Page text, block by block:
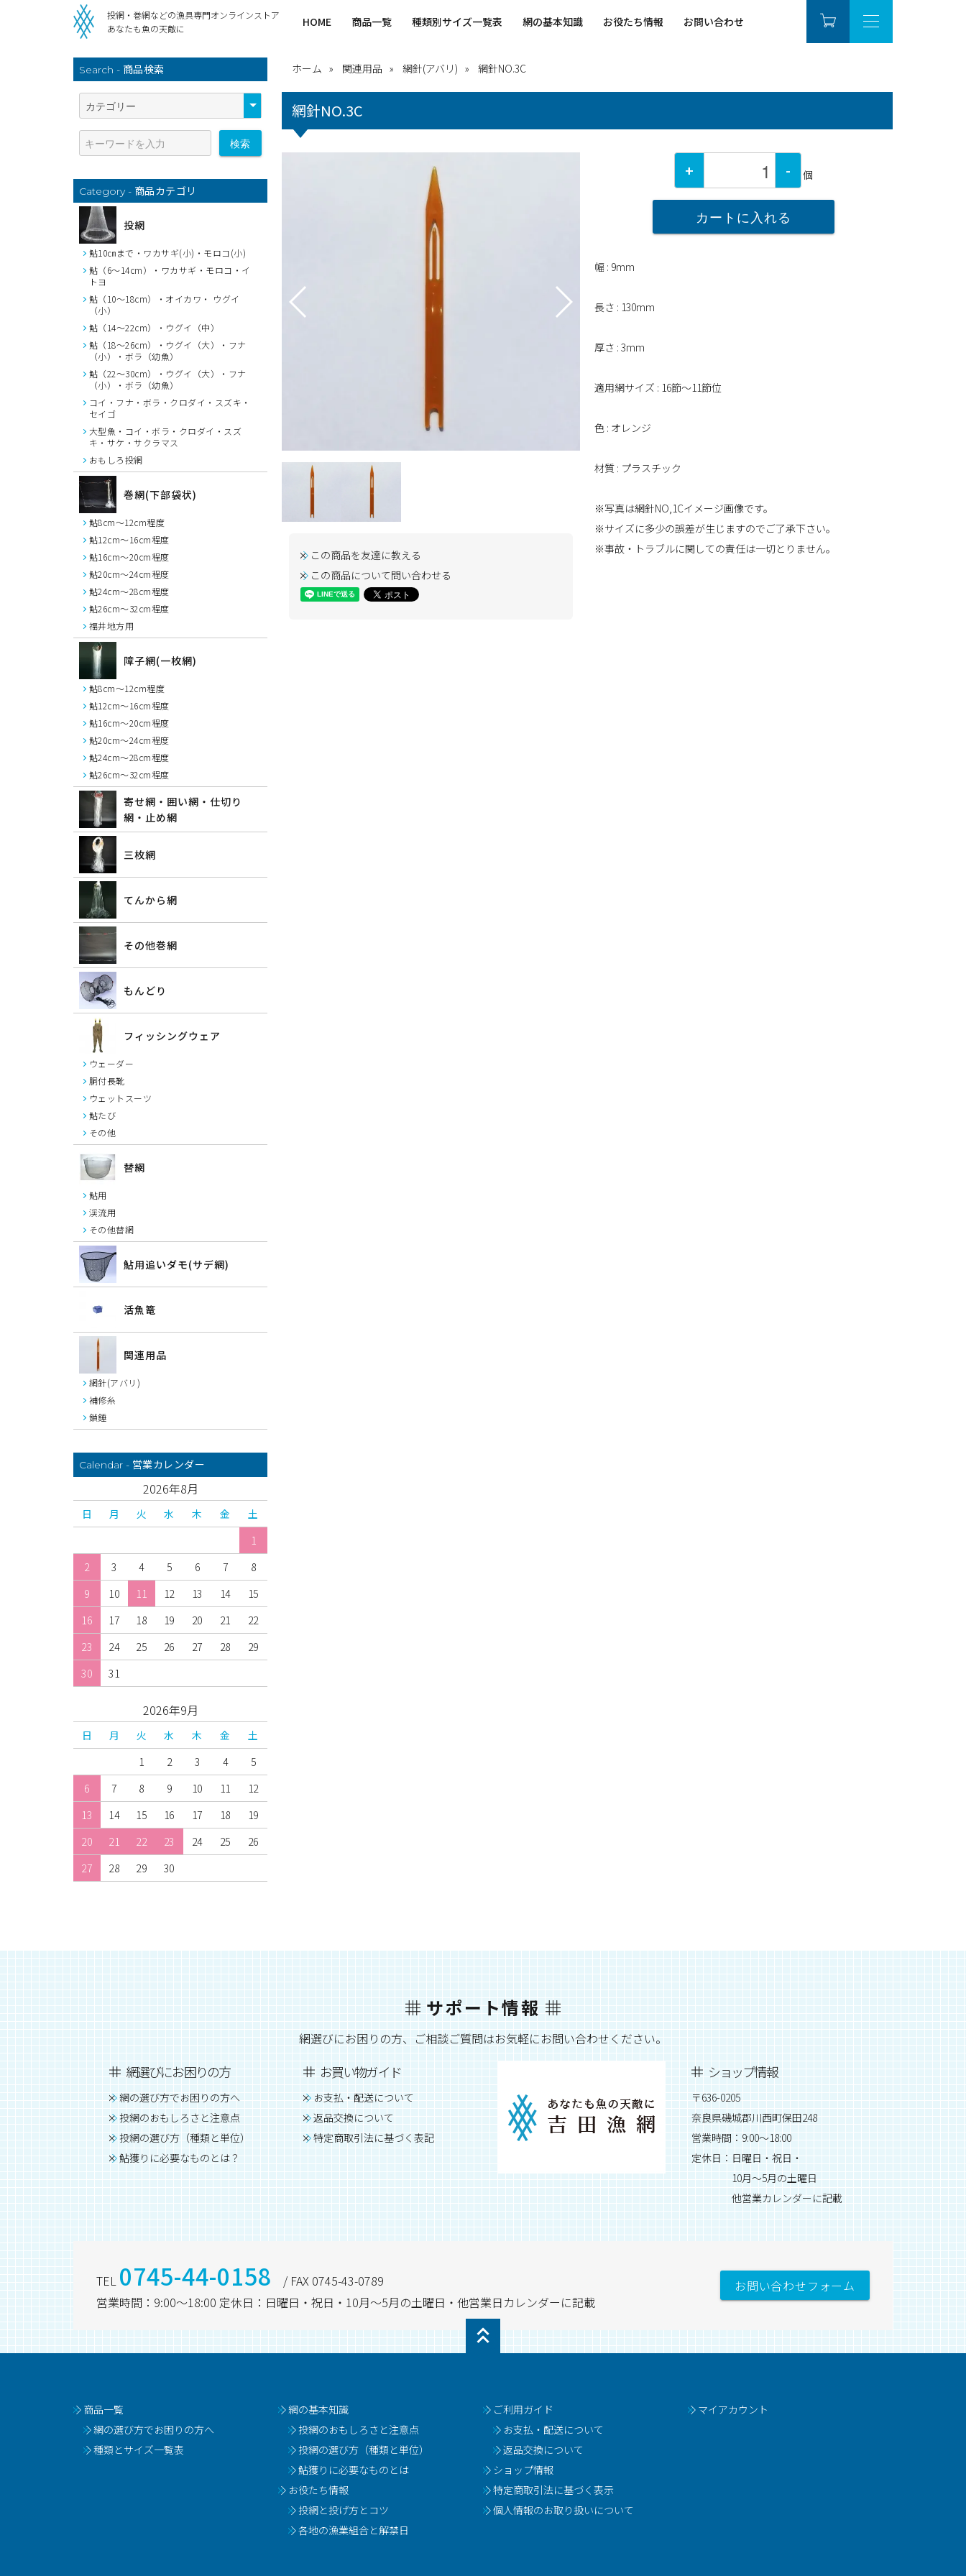
投網・巻網などの漁具専門オンラインストア
あなたも魚の天敵に
HOME 商品一覧 種類別サイズ一覧表 網の基本知識 お役たち情報 お問い合わせ
ホーム 関連用品 網針(アバリ) 網針NO.3C
網針NO.3C
この商品を友達に教える
この商品について問い合わせる
+ - 個
カートに入れる
幅 : 9mm
長さ : 130mm
厚さ : 3mm
適用網サイズ : 16節～11節位
色 : オレンジ
材質 : プラスチック
※写真は網針NO,1Cイメージ画像です。
※サイズに多少の誤差が生じますのでご了承下さい。
※事故・トラブルに関しての責任は一切とりません。
Search - 商品検索
検索
Category - 商品カテゴリ
投網
鮎10㎝まで・ワカサギ(小)・モロコ(小)
鮎（6～14cm）・ワカサギ・モロコ・イ
トヨ
鮎（10～18cm）・オイカワ・ ウグイ
（小）
鮎（14～22cm）・ウグイ（中）
鮎（18～26cm）・ウグイ（大）・フナ
（小）・ボラ（幼魚）
鮎（22～30cm）・ウグイ（大）・フナ
（小）・ボラ（幼魚）
コイ・フナ・ボラ・クロダイ・スズキ・
セイゴ
大型魚・コイ・ボラ・クロダイ・スズ
キ・サケ・サクラマス
おもしろ投網
巻網(下部袋状)
鮎8cm～12cm程度
鮎12cm～16cm程度
鮎16cm～20cm程度
鮎20cm～24cm程度
鮎24cm～28cm程度
鮎26cm～32cm程度
福井地方用
障子網(一枚網)
鮎8cm～12cm程度
鮎12cm～16cm程度
鮎16cm～20cm程度
鮎20cm～24cm程度
鮎24cm～28cm程度
鮎26cm～32cm程度
寄せ網・囲い網・仕切り
網・止め網
三枚網
てんから網
その他巻網
もんどり
フィッシングウェア
ウェーダー
胴付長靴
ウェットスーツ
鮎たび
その他
替網
鮎用
渓流用
その他替網
鮎用追いダモ(サデ網)
活魚篭
関連用品
網針(アバリ)
補修糸
鎖錘
Calendar - 営業カレンダー
2026年8月
日 月 火 水 木 金
土
1
2
3 4 5 6 7
8
9
10 11 12 13 14
15
16
17 18 19 20 21
22
23
24 25 26 27 28
29
30
31
2026年9月
日 月 火 水 木 金
土
1
2 3 4
5
6
7 8 9 10 11
12
13
14 15 16 17 18
19
20
21 22 23 24 25
26
27
28 29 30
サポート情報
網選びにお困りの方、ご相談ご質問はお気軽にお問い合わせください。
網選びにお困りの方
網の選び方でお困りの方へ
投網のおもしろさと注意点
投網の選び方（種類と単位）
鮎獲りに必要なものとは？
お買い物ガイド
お支払・配送について
返品交換について
特定商取引法に基づく表記
ショップ情報
〒636-0205
奈良県磯城郡川西町保田248
営業時間：9:00～18:00
定休日：日曜日・祝日・
10月～5月の土曜日
他営業カレンダーに記載
TEL 0745-44-0158
/ FAX 0745-43-0789
営業時間：9:00～18:00 定休日：日曜日・祝日・10月～5月の土曜日・他営業日カレンダーに記載
お問い合わせフォーム
商品一覧
網の選び方でお困りの方へ
種類とサイズ一覧表
網の基本知識
投網のおもしろさと注意点
投網の選び方（種類と単位）
鮎獲りに必要なものとは
お役たち情報
投網と投げ方とコツ
各地の漁業組合と解禁日
ご利用ガイド
お支払・配送について
返品交換について
ショップ情報
特定商取引法に基づく表示
個人情報のお取り扱いについて
マイアカウント